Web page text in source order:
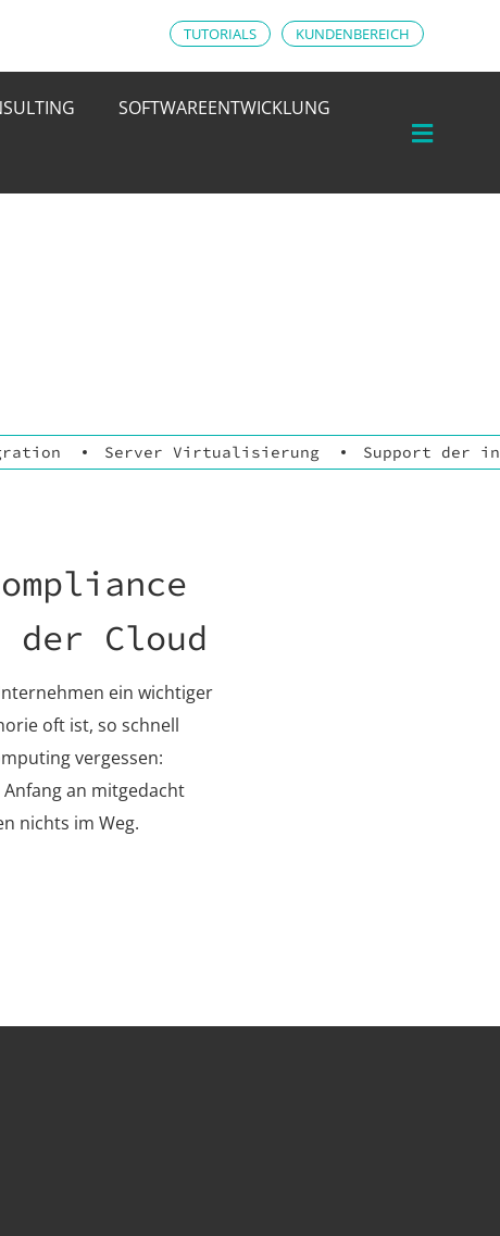
TUTORIALS KUNDENBEREICH
SOFTWAREENTWICKLUNG
Server Virtualisierung Support der
Cloud
ein wichtiger
oft ist, so schnell
vergessen:
an mitgedacht
nichts im Weg.